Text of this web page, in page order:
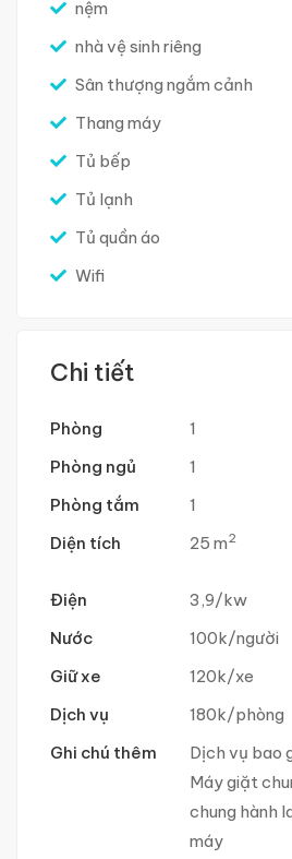
nệm
nhà vệ sinh riêng
Sân thượng ngắm cảnh
Thang máy
Tủ bếp
Tủ lạnh
Tủ quần áo
Wifi
Chi tiết
Phòng
1
Phòng ngủ
1
Phòng tắm
1
Diện tích
25 m2
Điện
3,9/kw
Nước
100k/người
Giữ xe
120k/xe
Dịch vụ
180k/phòng
Ghi chú thêm
Dịch vụ bao
Máy giặt
chung hành
máy